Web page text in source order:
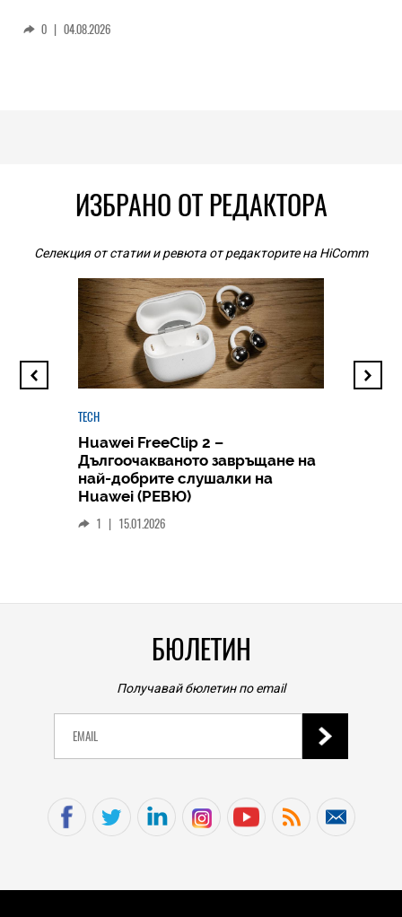
0 | 04.08.2026
ИЗБРАНО ОТ РЕДАКТОРА
Селекция от статии и ревюта от редакторите на HiComm
TECH
Huawei FreeClip 2 –
Дългоочакваното завръщане на
най-добрите слушалки на
Huawei (РЕВЮ)
1 | 15.01.2026
БЮЛЕТИН
Получавай бюлетин по email